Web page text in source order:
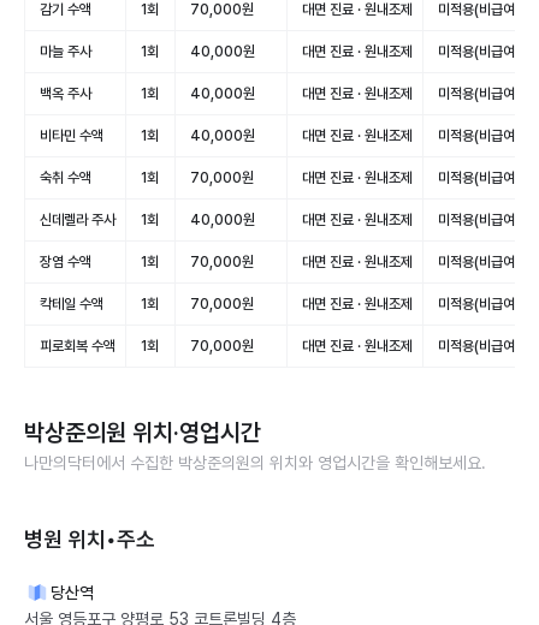
감기 수액 1회 70,000원 대면 진료 · 원내조제 미적용(비급여)
마늘 주사 1회 40,000원 대면 진료 · 원내조제 미적용(비급여)
백옥 주사 1회 40,000원 대면 진료 · 원내조제 미적용(비급여)
비타민 수액 1회 40,000원 대면 진료 · 원내조제 미적용(비급여)
숙취 수액 1회 70,000원 대면 진료 · 원내조제 미적용(비급여)
신데렐라 주사 1회 40,000원 대면 진료 · 원내조제 미적용(비급여)
장염 수액 1회 70,000원 대면 진료 · 원내조제 미적용(비급여)
칵테일 수액 1회 70,000원 대면 진료 · 원내조제 미적용(비급여)
피로회복 수액 1회 70,000원 대면 진료 · 원내조제 미적용(비급여)
박상준의원 위치·영업시간
나만의닥터에서 수집한 박상준의원의 위치와 영업시간을 확인해보세요.
병원 위치•주소
당산역
서울 영등포구 양평로 53 코트론빌딩 4층